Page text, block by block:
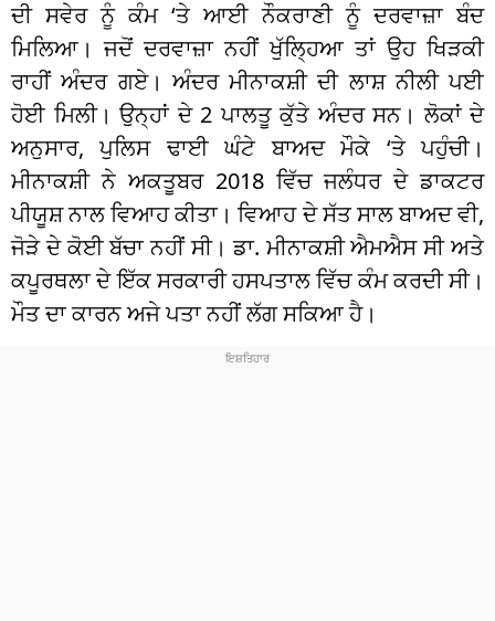
ਦੀ ਸਵੇਰ ਨੂੰ ਕੰਮ ‘ਤੇ ਆਈ ਨੌਕਰਾਣੀ ਨੂੰ ਦਰਵਾਜ਼ਾ ਬੰਦ
ਮਿਲਿਆ। ਜਦੋਂ ਦਰਵਾਜ਼ਾ ਨਹੀਂ ਖੁੱਲ੍ਹਿਆ ਤਾਂ ਉਹ ਖਿੜਕੀ
ਰਾਹੀਂ ਅੰਦਰ ਗਏ। ਅੰਦਰ ਮੀਨਾਕਸ਼ੀ ਦੀ ਲਾਸ਼ ਨੀਲੀ ਪਈ
ਹੋਈ ਮਿਲੀ। ਉਨ੍ਹਾਂ ਦੇ 2 ਪਾਲਤੂ ਕੁੱਤੇ ਅੰਦਰ ਸਨ। ਲੋਕਾਂ ਦੇ
ਅਨੁਸਾਰ, ਪੁਲਿਸ ਢਾਈ ਘੰਟੇ ਬਾਅਦ ਮੌਕੇ ‘ਤੇ ਪਹੁੰਚੀ।
ਮੀਨਾਕਸ਼ੀ ਨੇ ਅਕਤੂਬਰ 2018 ਵਿੱਚ ਜਲੰਧਰ ਦੇ ਡਾਕਟਰ
ਪੀਯੂਸ਼ ਨਾਲ ਵਿਆਹ ਕੀਤਾ। ਵਿਆਹ ਦੇ ਸੱਤ ਸਾਲ ਬਾਅਦ ਵੀ,
ਜੋੜੇ ਦੇ ਕੋਈ ਬੱਚਾ ਨਹੀਂ ਸੀ। ਡਾ. ਮੀਨਾਕਸ਼ੀ ਐਮਐਸ ਸੀ ਅਤੇ
ਕਪੂਰਥਲਾ ਦੇ ਇੱਕ ਸਰਕਾਰੀ ਹਸਪਤਾਲ ਵਿੱਚ ਕੰਮ ਕਰਦੀ ਸੀ।
ਮੌਤ ਦਾ ਕਾਰਨ ਅਜੇ ਪਤਾ ਨਹੀਂ ਲੱਗ ਸਕਿਆ ਹੈ।